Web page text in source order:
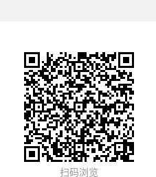
扫码浏览